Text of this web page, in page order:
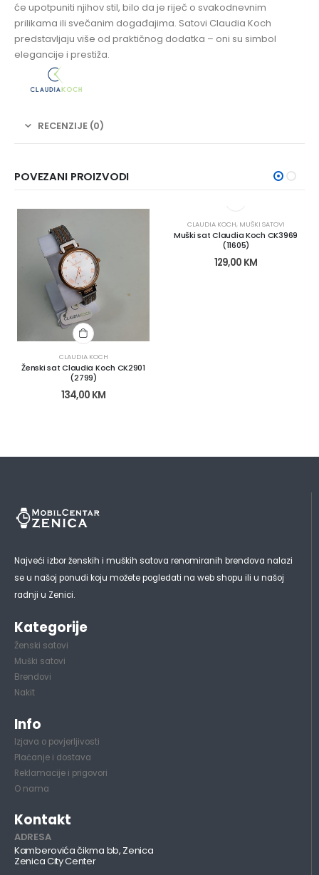
će upotpuniti njihov stil, bilo da je riječ o svakodnevnim
prilikama ili svečanim događajima. Satovi Claudia Koch
predstavljaju više od praktičnog dodatka – oni su simbol
elegancije i prestiža.
RECENZIJE (0)
POVEZANI PROIZVODI
CLAUDIA KOCH
Ženski sat Claudia Koch CK2901
(2799)
134,00 KM
CLAUDIA KOCH, MUŠKI SATOVI
Muški sat Claudia Koch CK3969
(11605)
129,00 KM
Najveći izbor ženskih i muških satova renomiranih brendova nalazi
se u našoj ponudi koju možete pogledati na web shopu ili u našoj
radnji u Zenici.
Kategorije
Ženski satovi
Muški satovi
Brendovi
Nakit
Info
Izjava o povjerljivosti
Plaćanje i dostava
Reklamacije i prigovori
O nama
Kontakt
ADRESA
Kamberovića čikma bb, Zenica
Zenica City Center